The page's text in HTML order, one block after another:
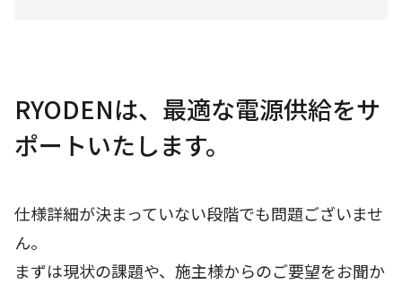
RYODENは、最適な電源供給をサ
ポートいたします。
仕様詳細が決まっていない段階でも問題ございませ
ん。
まずは現状の課題や、施主様からのご要望をお聞か